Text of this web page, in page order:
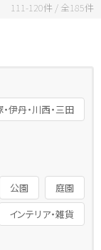
111-120件 / 全185件
伊丹・川西・三田
公園
庭園
インテリア・雑貨